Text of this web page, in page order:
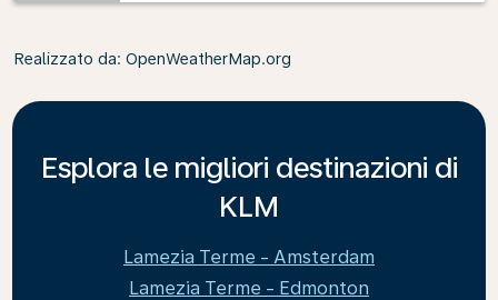
Realizzato da: OpenWeatherMap.org
Esplora le migliori destinazioni di
KLM
Lamezia Terme - Amsterdam
Lamezia Terme - Edmonton